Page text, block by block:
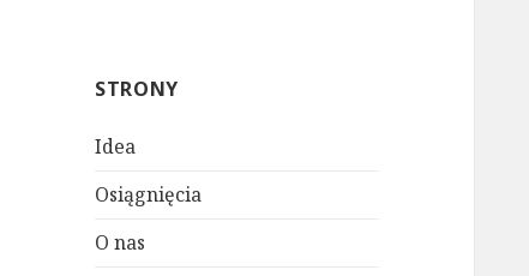
STRONY
Idea
Osiągnięcia
O nas